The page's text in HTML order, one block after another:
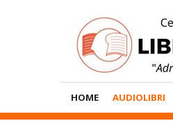
Menù
Principale
HOME AUDIOLIBRI